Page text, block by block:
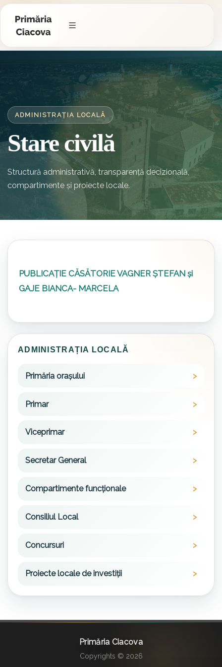
ADMINISTRAȚIA LOCALĂ
Stare civilă
Structură administrativă, transparență decizională,
compartimente și proiecte locale.
PUBLICAȚIE CĂSĂTORIE VAGNER ȘTEFAN și
GAJE BIANCA- MARCELA
ADMINISTRAȚIA LOCALĂ
Primăria orașului
Primar
Viceprimar
Secretar General
Compartimente funcționale
Consiliul Local
Concursuri
Proiecte locale de investiții
Primăria Ciacova
Copyrights © 2026